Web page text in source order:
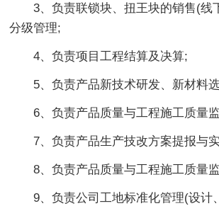
3、负责联锁块、扭王块的销售(线
分级管理;
4、负责项目工程结算及决算;
5、负责产品新技术研发、新材料
6、负责产品质量与工程施工质量
7、负责产品生产技改方案提报与
8、负责产品质量与工程施工质量
9、负责公司工地标准化管理(设计